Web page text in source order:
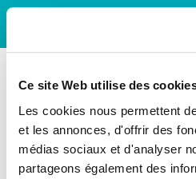
Ce site Web utilise des
Les cookies nous permettent
et les annonces, d'offrir des
médias sociaux et d'analyser
partageons également des